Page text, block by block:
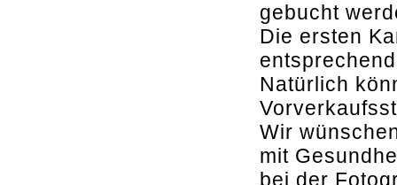
gebucht
Die ersten
Natürlich
Wir
mit
bei der